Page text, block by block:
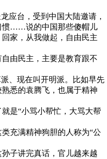
应台，受到中国大陆邀请，
惯……说的中国那些傻帽儿
家，从我做起，自由民主
由民主，主要是教育跟不
、现在叫开明派。比如早先
悉的袁腾飞，也属于精神
是“小骂小帮忙，大骂大帮
充满精神狗胆的人称为“公
子讲完真话，官儿越来越